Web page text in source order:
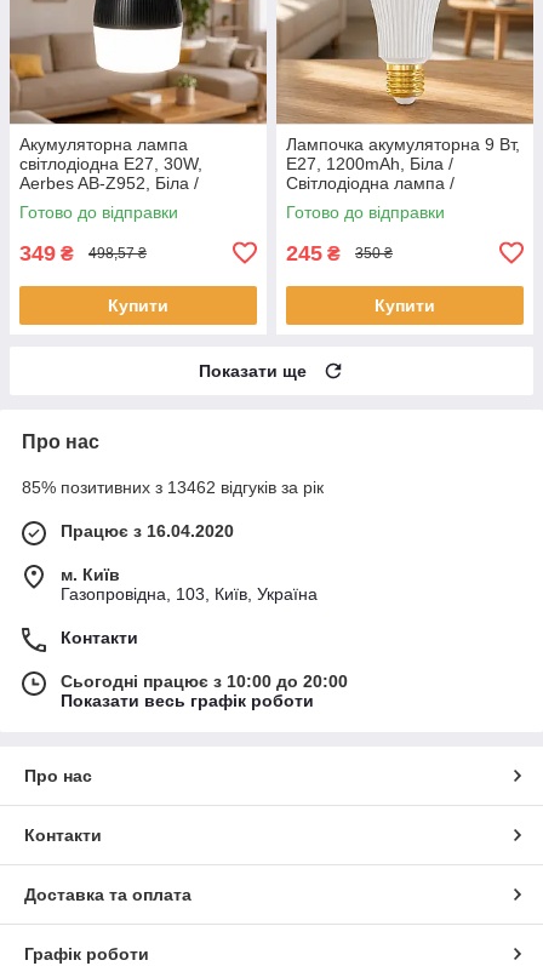
Акумуляторна лампа
світлодіодна E27, 30W,
Aerbes AB-Z952, Біла /
Аварійна лампочка / Розумна
LED лампа / Лампа при
Готово до відправки
349 ₴ 498,57 ₴
Купити
Лампочка акумуляторна 9 Вт,
E27, 1200mAh, Біла /
Світлодіодна лампа /
Енергозберігаюча лампа /
LED лампа / Аварійна
Готово до відправки
245 ₴ 350 ₴
Купити
Показати ще
Про нас
85% позитивних з 13462 відгуків за рік
Працює з 16.04.2020
м. Київ
Газопровідна, 103, Київ, Україна
Контакти
Сьогодні працює з 10:00 до 20:00
Показати весь графік роботи
Про нас
Контакти
Доставка та оплата
Графік роботи